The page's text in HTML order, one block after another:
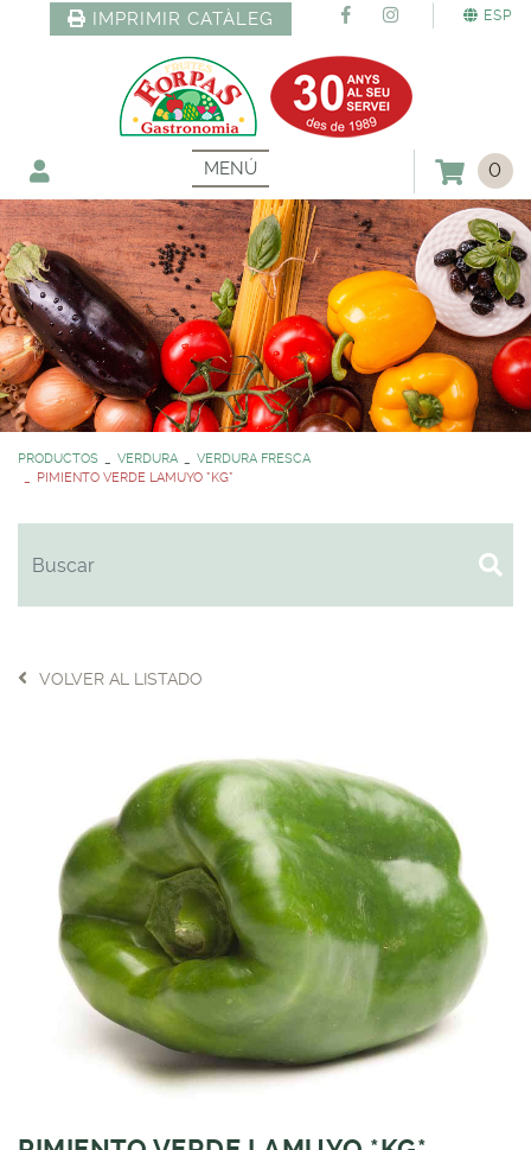
ESP
IMPRIMIR CATÀLEG
MENÚ 0
PRODUCTOS VERDURA
VERDURA FRESCA
PIMIENTO VERDE LAMUYO *KG*
VOLVER AL LISTADO